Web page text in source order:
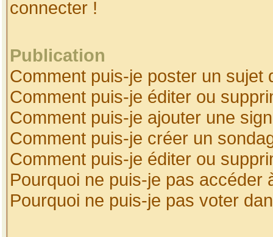
connecter !
Publication
Comment puis-je poster un sujet
Comment puis-je éditer ou
Comment puis-je ajouter une
Comment puis-je créer un
Comment puis-je éditer ou
Pourquoi ne puis-je pas accéder
Pourquoi ne puis-je pas voter